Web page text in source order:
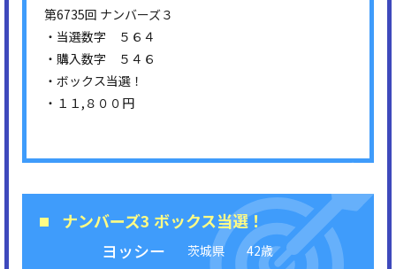
第6735回 ナンバーズ３
・当選数字 ５６４
・購入数字 ５４６
・ボックス当選！
・１１,８００円
ナンバーズ3 ボックス当選！
ヨッシー
茨城県 42歳